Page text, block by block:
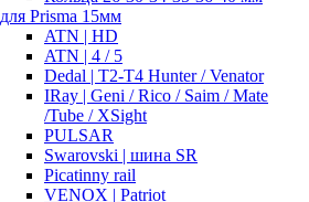
для Prisma 15мм
ATN | HD
ATN | 4 / 5
Dedal | T2-T4 Hunter / Venator
IRay | Geni / Rico / Saim / Mate
/Tube / XSight
PULSAR
Swarovski | шина SR
Picatinny rail
VENOX | Patriot